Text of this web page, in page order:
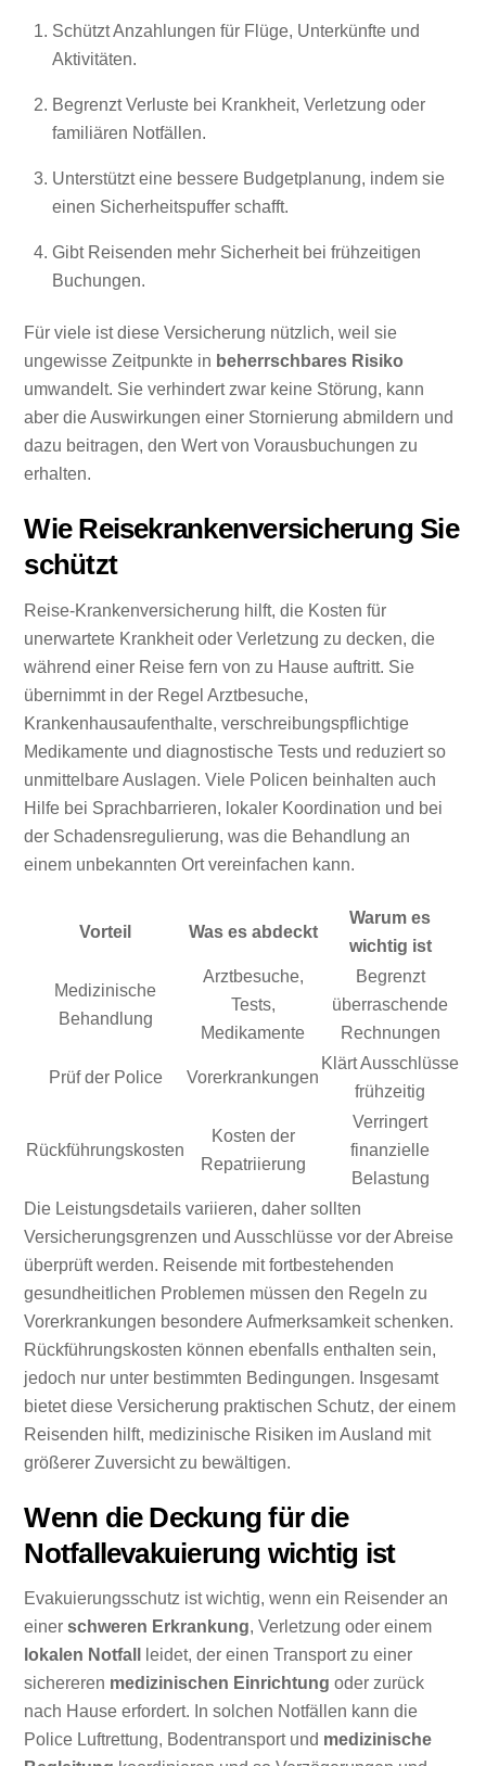
Schützt Anzahlungen für Flüge, Unterkünfte und
Aktivitäten.
Begrenzt Verluste bei Krankheit, Verletzung oder
familiären Notfällen.
Unterstützt eine bessere Budgetplanung, indem sie
einen Sicherheitspuffer schafft.
Gibt Reisenden mehr Sicherheit bei frühzeitigen
Buchungen.
Für viele ist diese Versicherung nützlich, weil sie
ungewisse Zeitpunkte in beherrschbares Risiko
umwandelt. Sie verhindert zwar keine Störung, kann
aber die Auswirkungen einer Stornierung abmildern und
dazu beitragen, den Wert von Vorausbuchungen zu
erhalten.
Wie Reisekrankenversicherung Sie
schützt
Reise-Krankenversicherung hilft, die Kosten für
unerwartete Krankheit oder Verletzung zu decken, die
während einer Reise fern von zu Hause auftritt. Sie
übernimmt in der Regel Arztbesuche,
Krankenhausaufenthalte, verschreibungspflichtige
Medikamente und diagnostische Tests und reduziert so
unmittelbare Auslagen. Viele Policen beinhalten auch
Hilfe bei Sprachbarrieren, lokaler Koordination und bei
der Schadensregulierung, was die Behandlung an
einem unbekannten Ort vereinfachen kann.
Vorteil Was es abdeckt
Warum es
wichtig ist
Medizinische
Behandlung
Arztbesuche,
Tests,
Medikamente
Begrenzt
überraschende
Rechnungen
Prüf der Police Vorerkrankungen
Klärt Ausschlüsse
frühzeitig
Rückführungskosten
Kosten der
Repatriierung
Verringert
finanzielle
Belastung
Die Leistungsdetails variieren, daher sollten
Versicherungsgrenzen und Ausschlüsse vor der Abreise
überprüft werden. Reisende mit fortbestehenden
gesundheitlichen Problemen müssen den Regeln zu
Vorerkrankungen besondere Aufmerksamkeit schenken.
Rückführungskosten können ebenfalls enthalten sein,
jedoch nur unter bestimmten Bedingungen. Insgesamt
bietet diese Versicherung praktischen Schutz, der einem
Reisenden hilft, medizinische Risiken im Ausland mit
größerer Zuversicht zu bewältigen.
Wenn die Deckung für die
Notfallevakuierung wichtig ist
Evakuierungsschutz ist wichtig, wenn ein Reisender an
einerschweren Erkrankung, Verletzung oder einem
lokalen Notfall
leidet, der einen Transport zu einer
sichereren medizinischen Einrichtung oder zurück
nach Hause erfordert. In solchen Notfällen kann die
Police Luftrettung, Bodentransport und medizinische